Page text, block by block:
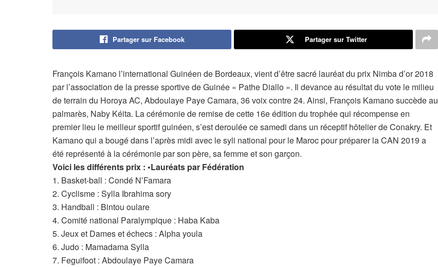
Partager sur Facebook Partager sur Twitter
François Kamano l’international Guinéen de Bordeaux, vient d’être sacré lauréat du prix Nimba d’or 2018
par l’association de la presse sportive de Guinée « Pathe Diallo ». Il devance au résultat du vote le milieu
de terrain du Horoya AC, Abdoulaye Paye Camara, 36 voix contre 24. Ainsi, François Kamano succède au
palmarès, Naby Kéita. La cérémonie de remise de cette 16e édition du trophée qui récompense en
premier lieu le meilleur sportif guinéen, s’est deroulée ce samedi dans un réceptif hôtelier de Conakry. Et
Kamano qui a bougé dans l’après midi avec le syli national pour le Maroc pour préparer la CAN 2019 a
été représenté à la cérémonie par son père, sa femme et son garçon.
Voici les différents prix : •Lauréats par Fédération
1. Basket-ball : Condé N’Famara
2. Cyclisme : Sylla Ibrahima sory
3. Handball : Bintou oulare
4. Comité national Paralympique : Haba Kaba
5. Jeux et Dames et échecs : Alpha youla
6. Judo : Mamadama Sylla
7. Feguifoot : Abdoulaye Paye Camara